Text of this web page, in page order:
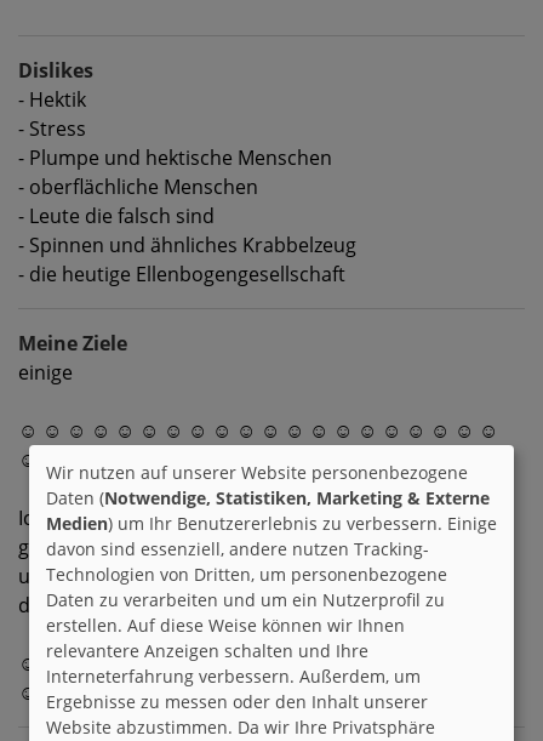
Dislikes
- Hektik
- Stress
- Plumpe und hektische Menschen
- oberflächliche Menschen
- Leute die falsch sind
- Spinnen und ähnliches Krabbelzeug
- die heutige Ellenbogengesellschaft
Meine Ziele
einige
☺ ☺ ☺ ☺ ☺ ☺ ☺ ☺ ☺ ☺ ☺ ☺ ☺ ☺ ☺ ☺ ☺ ☺ ☺ ☺
☺ ☺ ☺ ☺ ☺
Ich gehe mein Leben Schritt für Schritt,
gehe nicht allein - mit Freunde mit,
und rutsche ich aus bleib ich nicht liegen,
denn wenn ich nicht kämpfe,kann ich nicht siegen !
☺ ☺ ☺ ☺ ☺ ☺ ☺ ☺ ☺ ☺ ☺ ☺ ☺ ☺ ☺ ☺ ☺ ☺ ☺ ☺
☺ ☺ ☺ ☺
Wir nutzen auf unserer Website personenbezogene
Daten (Notwendige, Statistiken, Marketing & Externe
Medien) um Ihr Benutzererlebnis zu verbessern. Einige
davon sind essenziell, andere nutzen Tracking-
Technologien von Dritten, um personenbezogene
Daten zu verarbeiten und um ein Nutzerprofil zu
erstellen. Auf diese Weise können wir Ihnen
relevantere Anzeigen schalten und Ihre
Interneterfahrung verbessern. Außerdem, um
Ergebnisse zu messen oder den Inhalt unserer
Website abzustimmen. Da wir Ihre Privatsphäre